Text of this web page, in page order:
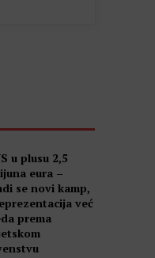
u plusu 2,5
eura –
se novi kamp,
već
prema